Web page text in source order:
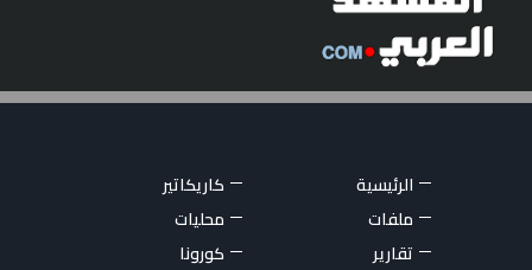
الرئيسية
كاريكاتير
ملفات
محليات
تقارير
كورونا